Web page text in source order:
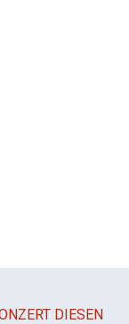
DIESEN